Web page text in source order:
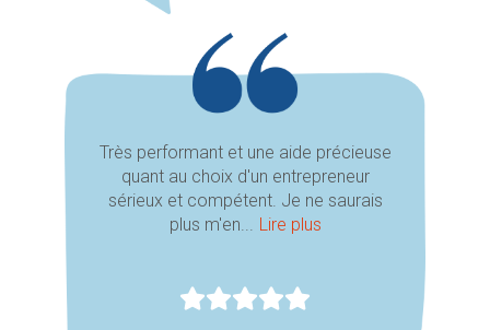
Très performant et une aide précieuse
quant au choix d'un entrepreneur
sérieux et compétent. Je ne saurais
plus m'en...
Lire plus